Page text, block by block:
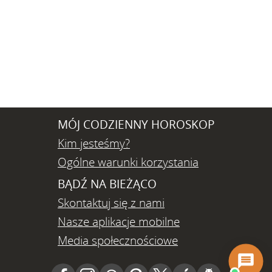
MÓJ CODZIENNY HOROSKOP
Kim jesteśmy?
Ogólne warunki korzystania
BĄDŹ NA BIEŻĄCO
Skontaktuj się z nami
Nasze aplikacje mobilne
Media społecznościowe